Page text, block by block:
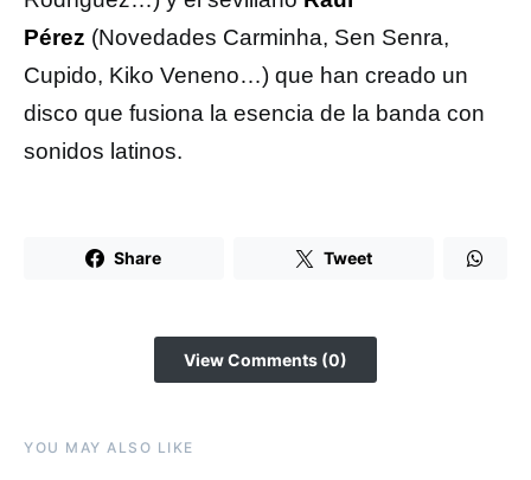
Pérez (Novedades Carminha, Sen Senra,
Cupido, Kiko Veneno…) que han creado un
disco que fusiona la esencia de la banda con
sonidos latinos.
Share Tweet
View Comments (0)
YOU MAY ALSO LIKE